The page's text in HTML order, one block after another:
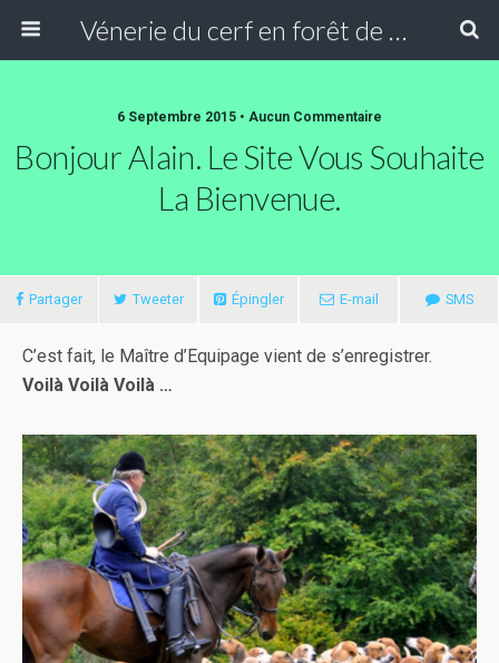
Vénerie du cerf en forêt de Compiègne
6 Septembre 2015 • Aucun Commentaire
Bonjour Alain. Le Site Vous Souhaite
La Bienvenue.
Partager Tweeter Épingler E-mail SMS
C’est fait, le Maître d’Equipage vient de s’enregistrer.
Voilà Voilà Voilà …